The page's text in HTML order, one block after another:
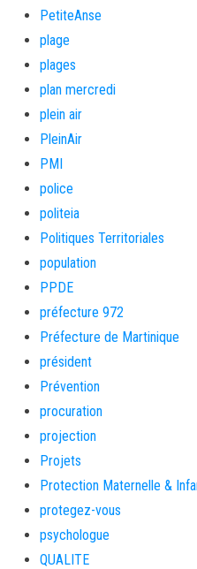
PetiteAnse
plage
plages
plan mercredi
plein air
PleinAir
PMI
police
politeia
Politiques Territoriales
population
PPDE
préfecture 972
Préfecture de Martinique
président
Prévention
procuration
projection
Projets
Protection Maternelle &
protegez-vous
psychologue
QUALITE